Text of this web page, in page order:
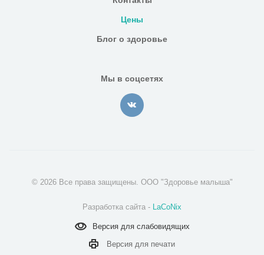
Цены
Блог о здоровье
Мы в соцсетях
© 2026 Все права защищены. ООО "Здоровье малыша"
Разработка сайта - LaCoNix
Версия дляслабовидящих
Версия для печати